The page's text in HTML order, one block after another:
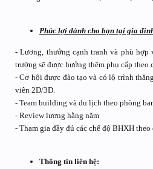
Phúc lợi dành cho bạn tại gia
- Lương, thưởng cạnh tranh và phù
trường sẽ được hưởng thêm phụ cấp theo
- Cơ hội được đào tạo và có lộ trình
viên 2D/3D.
- Team building và du lịch theo phòng
- Review lương hằng năm
- Tham gia đầy đủ các chế độ BHXH
Thông tin liên hệ: